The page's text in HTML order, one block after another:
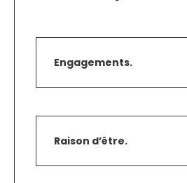
Engagements.
Raison d’être.